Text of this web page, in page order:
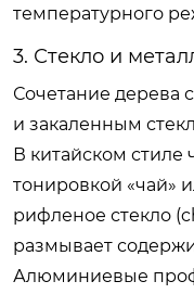
температурного
3. Стекло и
Сочетание
и закаленным
В китайском стиле
тонировкой «чай»
рифленое стекло
размывает
Алюминиевые